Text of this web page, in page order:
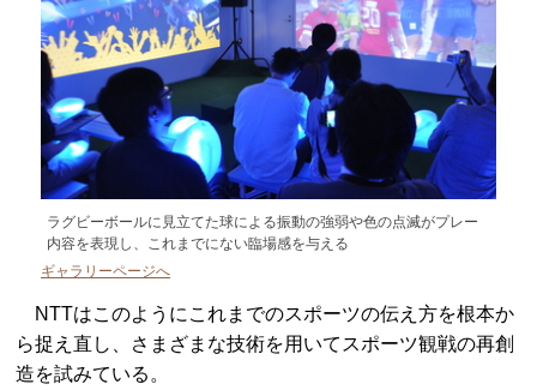
ラグビーボールに見立てた球による振動の強弱や色の点滅がプレー
内容を表現し、これまでにない臨場感を与える
ギャラリーページへ
NTTはこのようにこれまでのスポーツの伝え方を根本か
ら捉え直し、さまざまな技術を用いてスポーツ観戦の再創
造を試みている。